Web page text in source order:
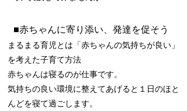
​■赤ちゃんに寄り添い、発達を促そう
まるまる育児とは「赤ちゃんの気持ちが良い」
を考えた子育て方法
赤ちゃんは寝るのが仕事です。
気持ちの良い環境に整えてあげると１日のほと
んどを寝て過ごします。